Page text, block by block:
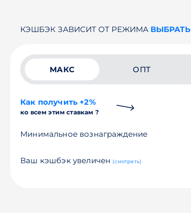
КЭШБЭК ЗАВИСИТ ОТ РЕЖИМА ВЫБРАТЬ
МАКС ОПТ
Как получить +2%
ко всем этим ставкам ?
Минимальное вознаграждение
Ваш кэшбэк увеличен (смотреть)